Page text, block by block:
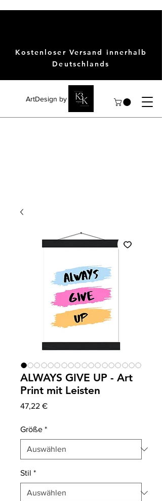
ArtDesign by KBK
Kostenloser Versand innerhalb
Deutschlands
ALWAYS GIVE UP - Art
Print mit Leisten
47,22 €Preis
Größe *
Stil *